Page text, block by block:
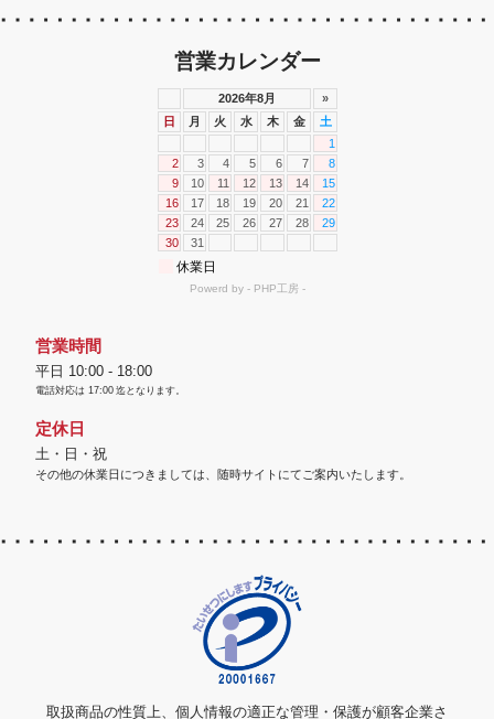
営業カレンダー
営業時間
平日 10:00 - 18:00
電話対応は 17:00 迄となります。
定休日
土・日・祝
その他の休業日につきましては、随時サイトにてご案内いたします。
取扱商品の性質上、個人情報の適正な管理・保護が顧客企業さ